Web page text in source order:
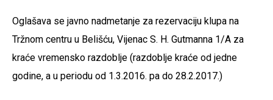
Oglašava se javno nadmetanje za rezervaciju klupa na
Tržnom centru u Belišću, Vijenac S. H. Gutmanna 1/A za
kraće vremensko razdoblje (razdoblje kraće od jedne
godine, a u periodu od 1.3.2016. pa do 28.2.2017.)